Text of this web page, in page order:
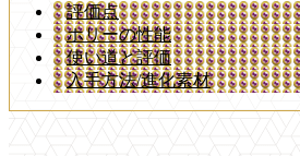
評価点
ホリーの性能
使い道と評価
入手方法/進化素材